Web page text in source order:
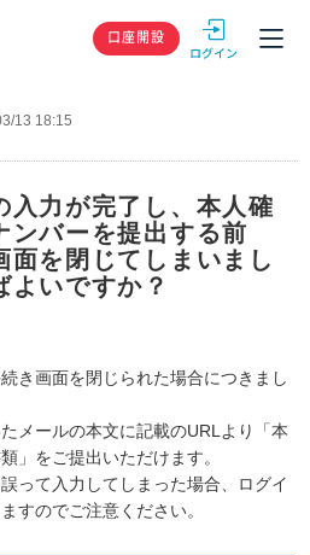
GMOクリック
口座開設
13 18:15
入力が完了し、本人確
ンバーを提出する前
面を閉じてしまいまし
よいですか？
き画面を閉じられた場合につきまし
メールの本文に記載のURLより「本
」をご提出いただけます。
って入力してしまった場合、ログイ
すのでご注意ください。